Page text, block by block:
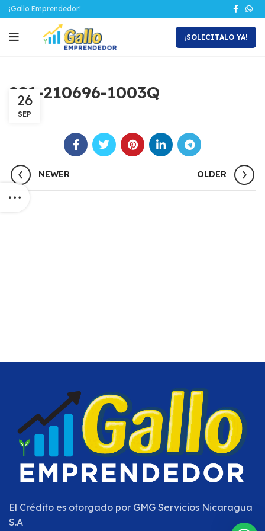
¡Gallo Emprendedor!
¡SOLICITALO YA!
281-210696-1003Q
26
SEP
NEWER OLDER
El Crédito es otorgado por GMG Servicios Nicaragua
S.A